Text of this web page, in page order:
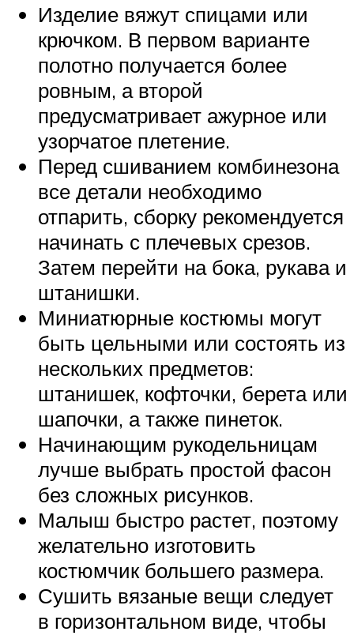
Изделие вяжут спицами или
крючком. В первом варианте
полотно получается более
ровным, а второй
предусматривает ажурное или
узорчатое плетение.
Перед сшиванием комбинезона
все детали необходимо
отпарить, сборку рекомендуется
начинать с плечевых срезов.
Затем перейти на бока, рукава и
штанишки.
Миниатюрные костюмы могут
быть цельными или состоять из
нескольких предметов:
штанишек, кофточки, берета или
шапочки, а также пинеток.
Начинающим рукодельницам
лучше выбрать простой фасон
без сложных рисунков.
Малыш быстро растет, поэтому
желательно изготовить
костюмчик большего размера.
Сушить вязаные вещи следует
в горизонтальном виде, чтобы